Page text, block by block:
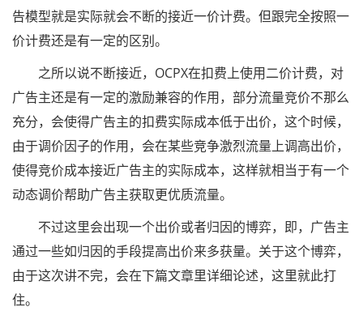
告模型就是实际就会不断的接近一价计费。但跟完全按照一
价计费还是有一定的区别。
之所以说不断接近，OCPX在扣费上使用二价计费，对
广告主还是有一定的激励兼容的作用，部分流量竞价不那么
充分，会使得广告主的扣费实际成本低于出价，这个时候，
由于调价因子的作用，会在某些竞争激烈流量上调高出价，
使得竞价成本接近广告主的实际成本，这样就相当于有一个
动态调价帮助广告主获取更优质流量。
不过这里会出现一个出价或者归因的博弈，即，广告主
通过一些如归因的手段提高出价来多获量。关于这个博弈，
由于这次讲不完，会在下篇文章里详细论述，这里就此打
住。